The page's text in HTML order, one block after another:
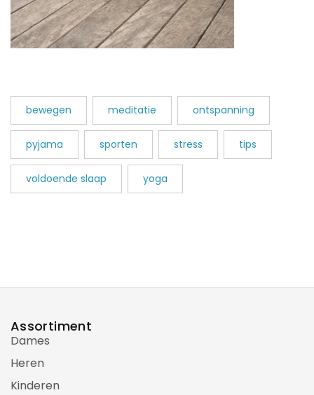
bewegen meditatie ontspanning
pyjama sporten stress tips
voldoende slaap yoga
Assortiment
Dames
Heren
Kinderen